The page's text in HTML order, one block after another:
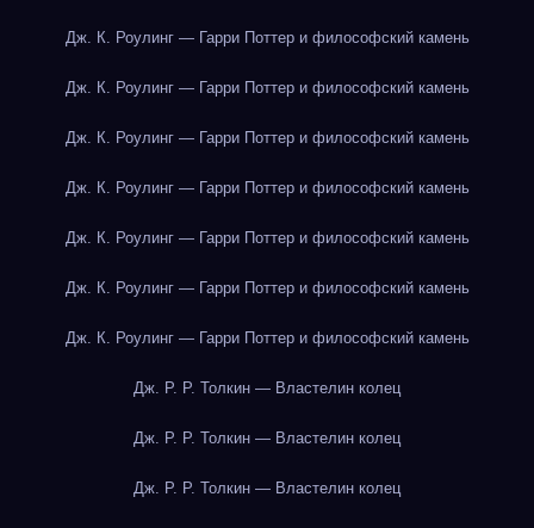
Дж. К. Роулинг — Гарри Поттер и философский камень
Дж. К. Роулинг — Гарри Поттер и философский камень
Дж. К. Роулинг — Гарри Поттер и философский камень
Дж. К. Роулинг — Гарри Поттер и философский камень
Дж. К. Роулинг — Гарри Поттер и философский камень
Дж. К. Роулинг — Гарри Поттер и философский камень
Дж. К. Роулинг — Гарри Поттер и философский камень
Дж. Р. Р. Толкин — Властелин колец
Дж. Р. Р. Толкин — Властелин колец
Дж. Р. Р. Толкин — Властелин колец